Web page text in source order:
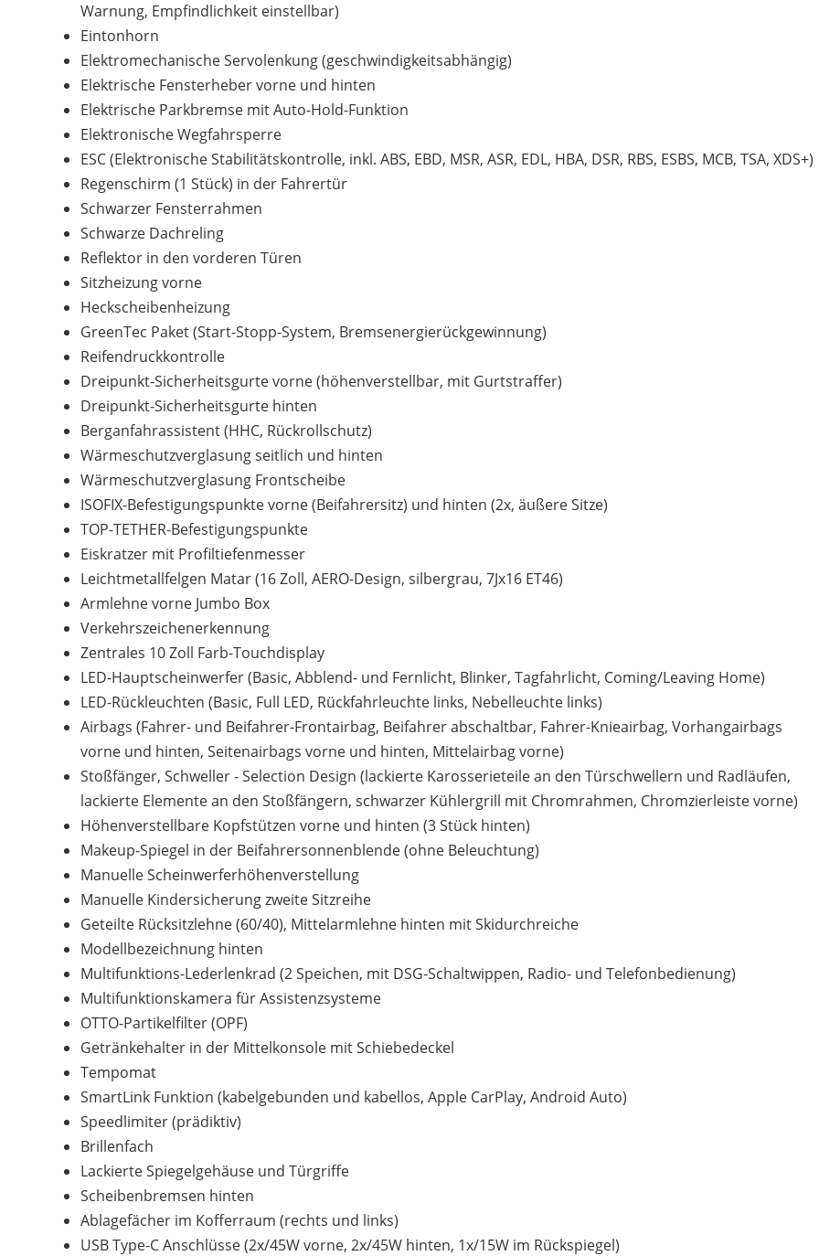
Warnung, Empfindlichkeit einstellbar)
Eintonhorn
Elektromechanische Servolenkung (geschwindigkeitsabhängig)
Elektrische Fensterheber vorne und hinten
Elektrische Parkbremse mit Auto-Hold-Funktion
Elektronische Wegfahrsperre
ESC (Elektronische Stabilitätskontrolle, inkl. ABS, EBD, MSR, ASR, EDL, HBA, DSR, RBS, ESBS, MCB, TSA, XDS+)
Regenschirm (1 Stück) in der Fahrertür
Schwarzer Fensterrahmen
Schwarze Dachreling
Reflektor in den vorderen Türen
Sitzheizung vorne
Heckscheibenheizung
GreenTec Paket (Start-Stopp-System, Bremsenergierückgewinnung)
Reifendruckkontrolle
Dreipunkt-Sicherheitsgurte vorne (höhenverstellbar, mit Gurtstraffer)
Dreipunkt-Sicherheitsgurte hinten
Berganfahrassistent (HHC, Rückrollschutz)
Wärmeschutzverglasung seitlich und hinten
Wärmeschutzverglasung Frontscheibe
ISOFIX-Befestigungspunkte vorne (Beifahrersitz) und hinten (2x, äußere Sitze)
TOP-TETHER-Befestigungspunkte
Eiskratzer mit Profiltiefenmesser
Leichtmetallfelgen Matar (16 Zoll, AERO-Design, silbergrau, 7Jx16 ET46)
Armlehne vorne Jumbo Box
Verkehrszeichenerkennung
Zentrales 10 Zoll Farb-Touchdisplay
LED-Hauptscheinwerfer (Basic, Abblend- und Fernlicht, Blinker, Tagfahrlicht, Coming/Leaving Home)
LED-Rückleuchten (Basic, Full LED, Rückfahrleuchte links, Nebelleuchte links)
Airbags (Fahrer- und Beifahrer-Frontairbag, Beifahrer abschaltbar, Fahrer-Knieairbag, Vorhangairbags
vorne und hinten, Seitenairbags vorne und hinten, Mittelairbag vorne)
Stoßfänger, Schweller - Selection Design (lackierte Karosserieteile an den Türschwellern und Radläufen,
lackierte Elemente an den Stoßfängern, schwarzer Kühlergrill mit Chromrahmen, Chromzierleiste vorne)
Höhenverstellbare Kopfstützen vorne und hinten (3 Stück hinten)
Makeup-Spiegel in der Beifahrersonnenblende (ohne Beleuchtung)
Manuelle Scheinwerferhöhenverstellung
Manuelle Kindersicherung zweite Sitzreihe
Geteilte Rücksitzlehne (60/40), Mittelarmlehne hinten mit Skidurchreiche
Modellbezeichnung hinten
Multifunktions-Lederlenkrad (2 Speichen, mit DSG-Schaltwippen, Radio- und Telefonbedienung)
Multifunktionskamera für Assistenzsysteme
OTTO-Partikelfilter (OPF)
Getränkehalter in der Mittelkonsole mit Schiebedeckel
Tempomat
SmartLink Funktion (kabelgebunden und kabellos, Apple CarPlay, Android Auto)
Speedlimiter (prädiktiv)
Brillenfach
Lackierte Spiegelgehäuse und Türgriffe
Scheibenbremsen hinten
Ablagefächer im Kofferraum (rechts und links)
USB Type-C Anschlüsse (2x/45W vorne, 2x/45W hinten, 1x/15W im Rückspiegel)